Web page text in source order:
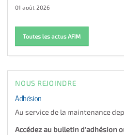
01 août 2026
Toutes les actus AFIM
NOUS REJOINDRE
Adhésion
Au service de la maintenance
Accédez au bulletin d'adhésion